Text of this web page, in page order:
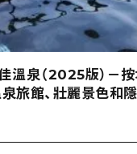
溫泉（2025版）－
泉旅館、壯麗景色和